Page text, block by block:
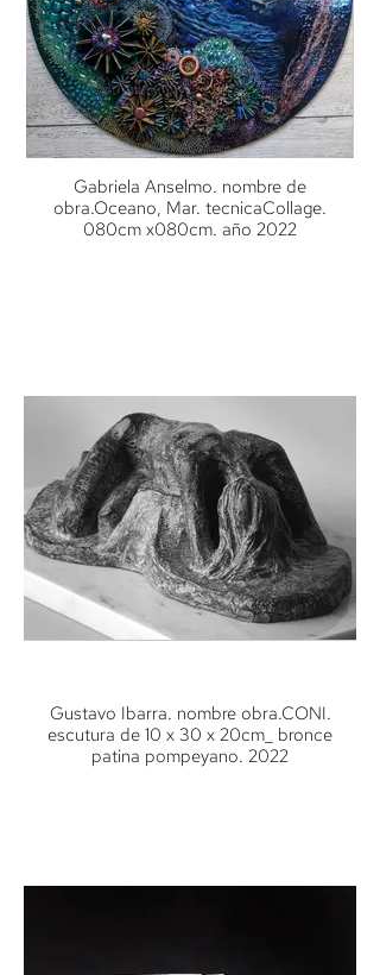
Gabriela Anselmo. nombre de
obra.Oceano, Mar. tecnicaCollage.
080cm x080cm. año 2022
Gustavo Ibarra. nombre obra.CONI.
escutura de 10 x 30 x 20cm_ bronce
patina pompeyano. 2022